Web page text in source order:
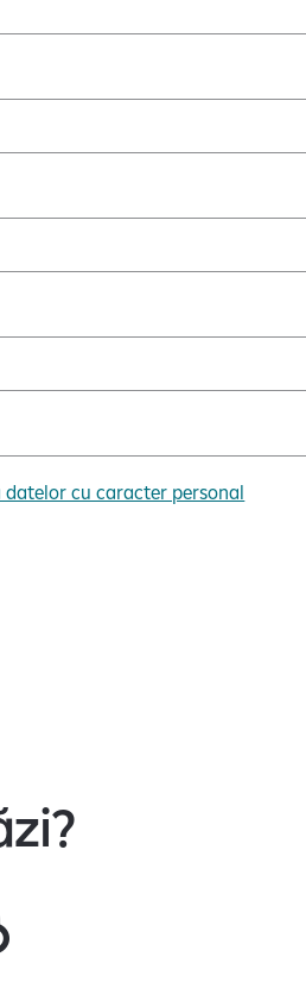
cu caracter personal